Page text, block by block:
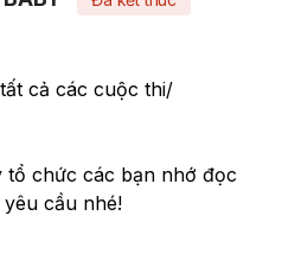
cả các cuộc thi/
tổ chức các bạn nhớ đọc
cầu nhé!